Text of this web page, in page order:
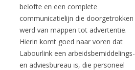
belofte en een complete
communicatielijn die doorgetrokken
werd van mappen tot advertentie.
Hierin komt goed naar voren dat
Labourlink een arbeidsbemiddelings-
en adviesbureau is, die personeel